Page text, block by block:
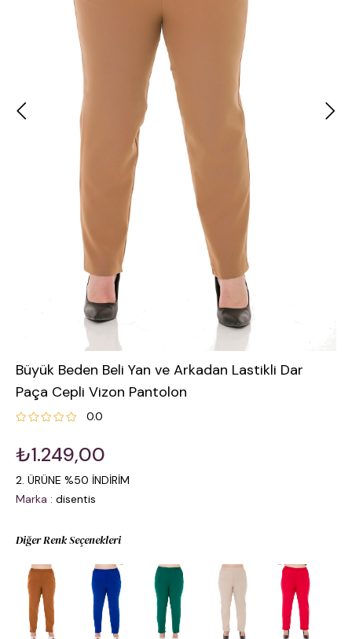
Büyük Beden Beli Yan ve Arkadan Lastikli Dar
Paça Cepli Vizon Pantolon
0.0
₺1.249,00
2. ÜRÜNE %50 İNDİRİM
Marka : disentis
Diğer Renk Seçenekleri